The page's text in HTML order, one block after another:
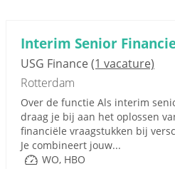
Interim Senior
USG Finance(1 vacature)
Rotterdam
Over de functie Als interim
draag je bij aan het oplossen
financiële vraagstukken bij
Je combineert jouw...
WO, HBO